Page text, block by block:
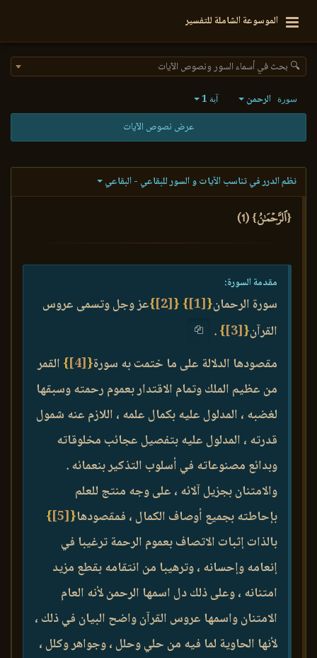
الموسوعة الشاملة للتفسير
🔍 بحث في أسماء السور ونصوص الآيات
سورة الرحمن آية 1
عرض نصوص الآيات
نظم الدرر في تناسب الآيات و السور للبقاعي - البقاعي
{ٱلرَّحۡمَٰنُ} (1)
مقدمة السورة:
سورة الرحمان{
[1]
}
{
[2]
}عز وجل وتسمى عروس
القرآن{
[3]
}
.
مقصودها الدلالة على ما ختمت به سورة{
[4]
} القمر
من عظيم الملك وتمام الاقتدار بعموم رحمته وسبقها
لغضبه ، المدلول عليه بكمال علمه ، اللازم عنه شمول
قدرته ، المدلول عليه بتفصيل عجائب مخلوقاته
وبدائع مصنوعاته في أسلوب التذكير بنعمائه .
والامتنان بجزيل آلائه ، على وجه منتج للعلم
بإحاطته بجميع أوصاف الكمال ، فمقصودها{
[5]
}
بالذات إثبات الاتصاف بعموم الرحمة ترغيبا في
إنعامه وإحسانه ، وترهيبا من انتقامه بقطع مزيد
امتنانه ، وعلى ذلك دل اسمها الرحمن لأنه العام
الامتنان واسمها عروس القرآن واضح البيان في ذلك ،
لأنها الحاوية لما فيه من حلي وحلل ، وجواهر وكلل ،